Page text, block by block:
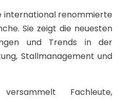
international renommierte
Sie zeigt die neuesten
und Trends in der
Stallmanagement und
Fachleute,